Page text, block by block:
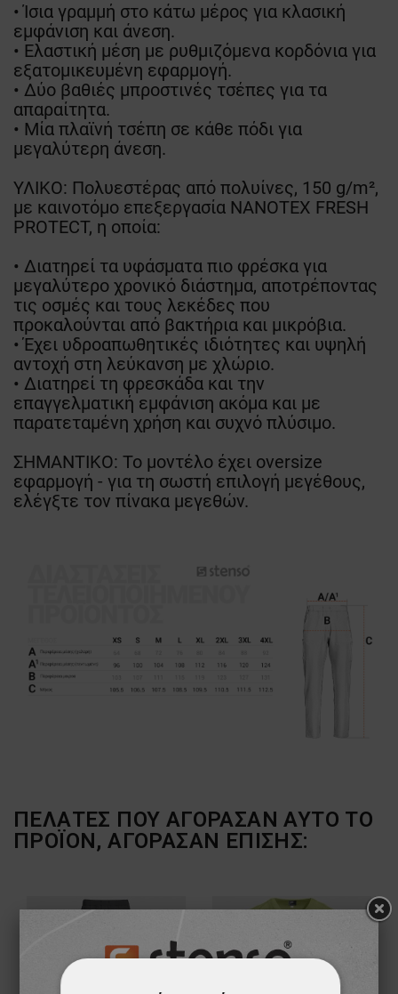
• Ίσια γραμμή στο κάτω μέρος για κλασική
εμφάνιση και άνεση.
• Ελαστική μέση με ρυθμιζόμενα κορδόνια για
εξατομικευμένη εφαρμογή.
• Δύο βαθιές μπροστινές τσέπες για τα
απαραίτητα.
• Μία πλαϊνή τσέπη σε κάθε πόδι για
μεγαλύτερη άνεση.
ΥΛΙΚΟ: Πολυεστέρας από πολυίνες, 150 g/m²,
με καινοτόμο επεξεργασία NANOTEX FRESH
PROTECT, η οποία:
• Διατηρεί τα υφάσματα πιο φρέσκα για
μεγαλύτερο χρονικό διάστημα, αποτρέποντας
τις οσμές και τους λεκέδες που
προκαλούνται από βακτήρια και μικρόβια.
• Έχει υδροαπωθητικές ιδιότητες και υψηλή
αντοχή στη λεύκανση με χλώριο.
• Διατηρεί τη φρεσκάδα και την
επαγγελματική εμφάνιση ακόμα και με
παρατεταμένη χρήση και συχνό πλύσιμο.
ΣΗΜΑΝΤΙΚΟ: Το μοντέλο έχει oversize
εφαρμογή - για τη σωστή επιλογή μεγέθους,
ελέγξτε τον πίνακα μεγεθών.
ΠΕΛΆΤΕΣ ΠΟΥ ΑΓΌΡΑΣΑΝ ΑΥΤΌ ΤΟ
ΠΡΟΪΌΝ, ΑΓΌΡΑΣΑΝ ΕΠΊΣΗΣ: